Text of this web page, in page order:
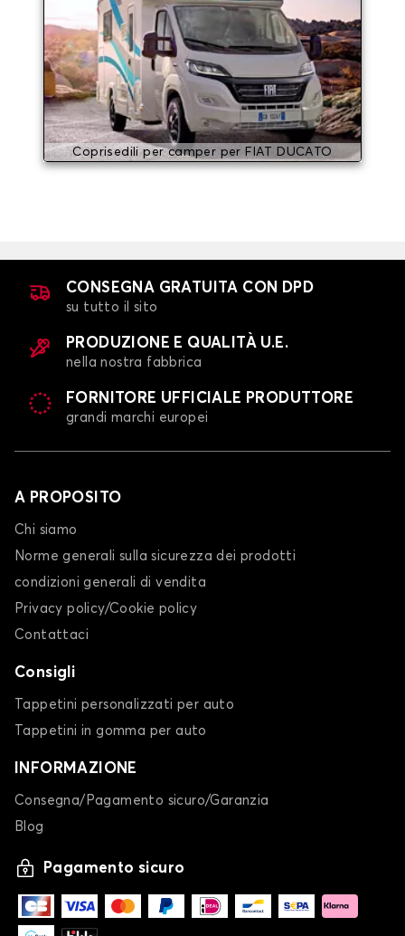
Coprisedili per camper per FIAT DUCATO
CONSEGNA GRATUITA CON DPD
su tutto il sito
PRODUZIONE E QUALITÀ U.E.
nella nostra fabbrica
FORNITORE UFFICIALE PRODUTTORE
grandi marchi europei
A PROPOSITO
Chi siamo
Norme generali sulla sicurezza dei prodotti
condizioni generali di vendita
Privacy policy/Cookie policy
Contattaci
Consigli
Tappetini personalizzati per auto
Tappetini in gomma per auto
INFORMAZIONE
Consegna/Pagamento sicuro/Garanzia
Blog
Pagamento sicuro